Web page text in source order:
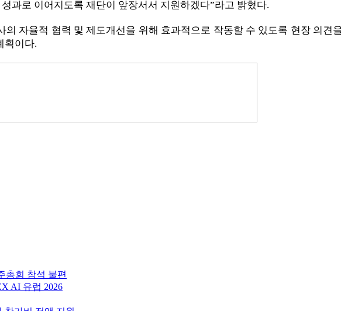
과로 이어지도록 재단이 앞장서서 지원하겠다”라고 밝혔다.
자율적 협력 및 제도개선을 위해 효과적으로 작동할 수 있도록 현장 의견
획이다.
총회 참석 불편
AI 유럽 2026